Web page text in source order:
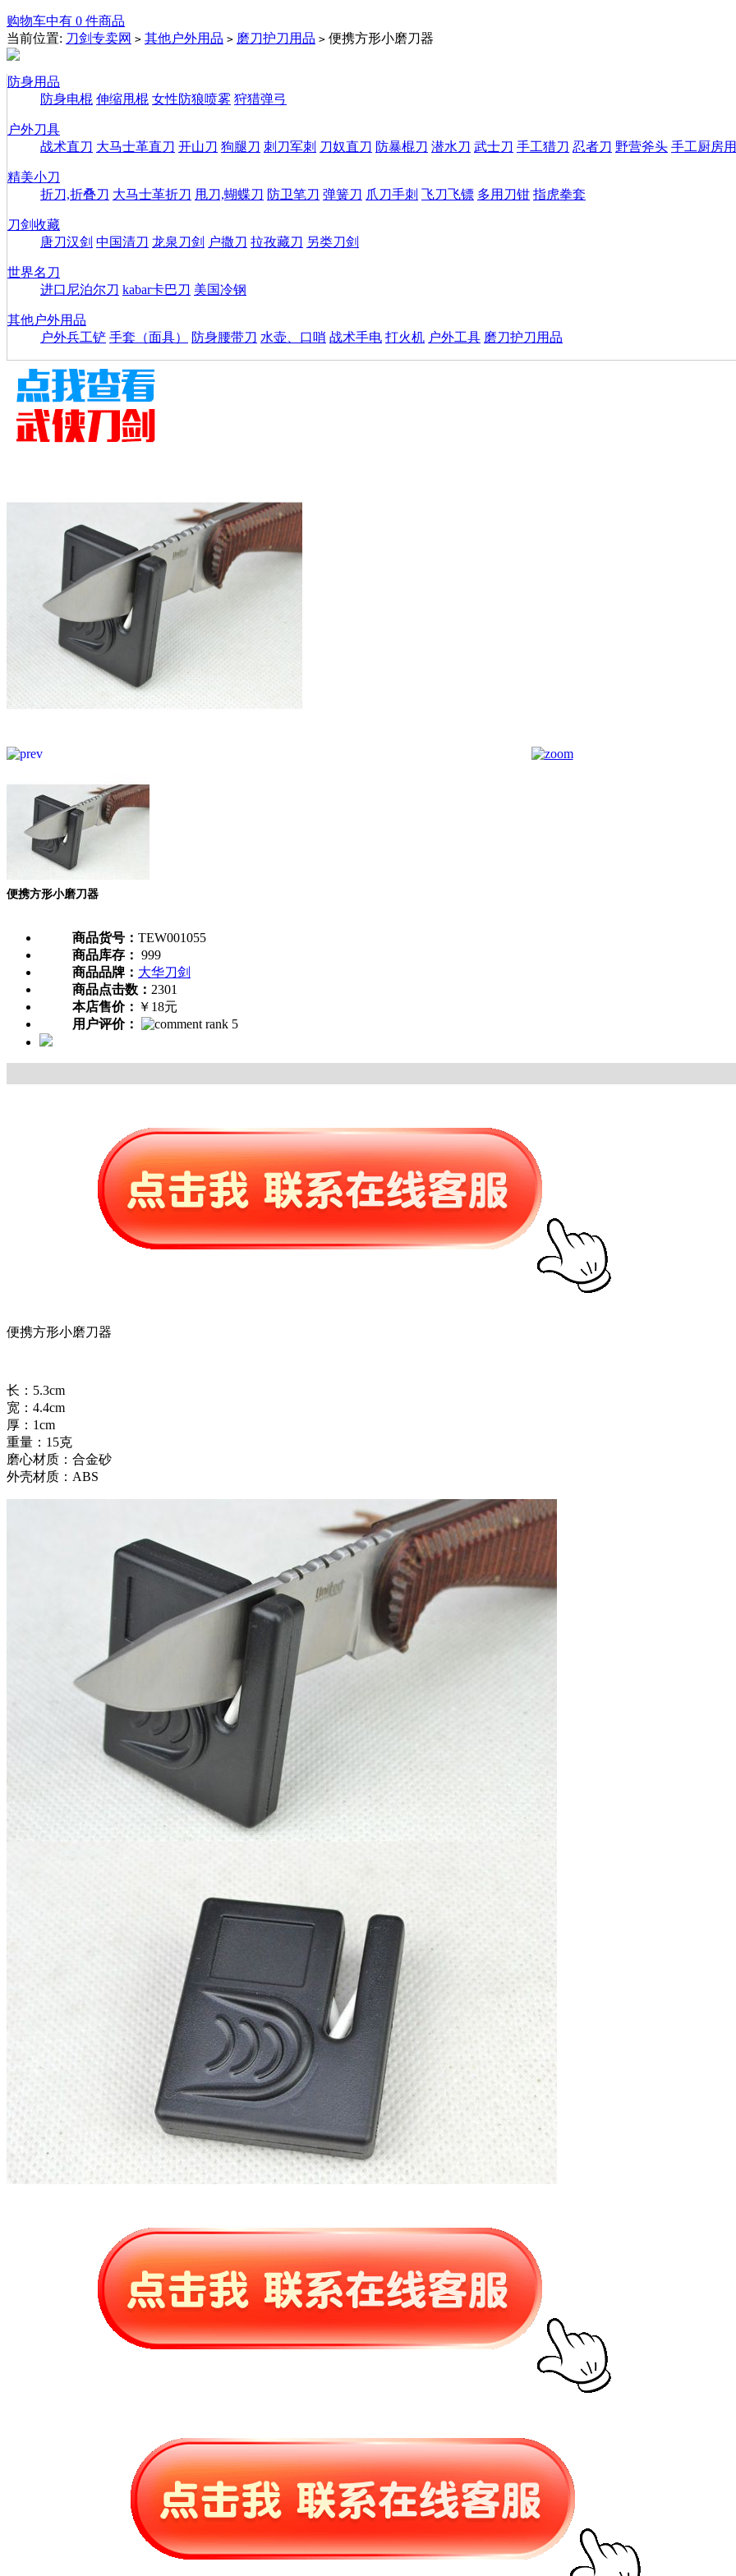
购物车中有 0 件商品
当前位置: 刀剑专卖网 > 其他户外用品 > 磨刀护刀用品 > 便携方形小磨刀器
防身用品
防身电棍 伸缩甩棍 女性防狼喷雾 狩猎弹弓
户外刀具
战术直刀 大马士革直刀 开山刀 狗腿刀 刺刀军刺 刀奴直刀 防暴棍刀 潜水刀 武士刀 手工猎刀 忍者刀 野营斧头 手工厨房
精美小刀
折刀,折叠刀 大马士革折刀 甩刀,蝴蝶刀 防卫笔刀 弹簧刀 爪刀手刺 飞刀飞镖 多用刀钳 指虎拳套
刀剑收藏
唐刀汉剑 中国清刀 龙泉刀剑 户撒刀 拉孜藏刀 另类刀剑
世界名刀
进口尼泊尔刀 kabar卡巴刀 美国冷钢
其他户外用品
户外兵工铲 手套（面具） 防身腰带刀 水壶、口哨 战术手电 打火机 户外工具 磨刀护刀用品
便携方形小磨刀器
商品货号： TEW001055
商品库存： 999
商品品牌： 大华刀剑
商品点击数： 2301
本店售价： ￥18元
用户评价：
便携方形小磨刀器
长：5.3cm
宽：4.4cm
厚：1cm
重量：15克
磨心材质：合金砂
外壳材质：ABS